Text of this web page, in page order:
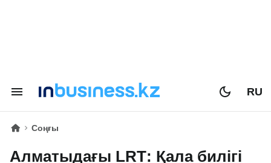
RU
Соңғы
Алматыдағы LRТ: Қала билігі